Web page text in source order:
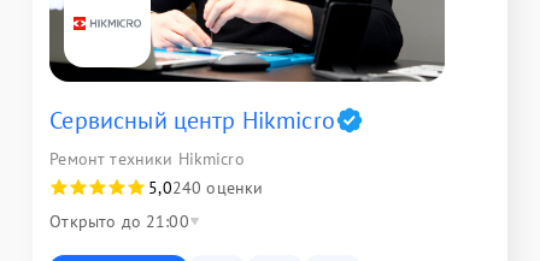
Сервисный центр Hikmicro
Ремонт техники Hikmicro
5,0240 оценки
Открыто до 21:00